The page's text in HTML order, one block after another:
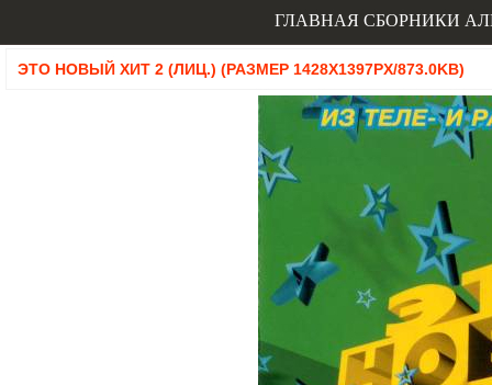
ГЛАВНАЯ СБОРНИКИ
ЭТО НОВЫЙ ХИТ 2 (ЛИЦ.) (РАЗМЕР 1428X1397PX/873.0KB)